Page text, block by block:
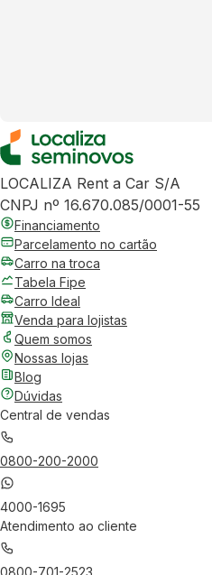
LOCALIZA Rent a Car S/A
CNPJ nº 16.670.085/0001-55
Financiamento
Parcelamento no cartão
Carro na troca
Tabela Fipe
Carro Ideal
Venda para lojistas
Quem somos
Nossas lojas
Blog
Dúvidas
Central de vendas
0800-200-2000
4000-1695
Atendimento ao cliente
0800-701-2523